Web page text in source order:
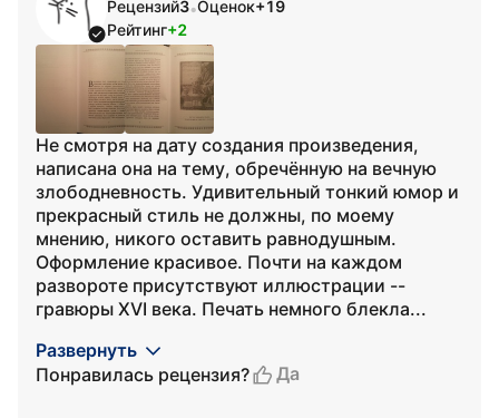
Рецензий3•Оценок+19
Рейтинг+2
Не смотря на дату создания произведения,
написана она на тему, обречённую на вечную
злободневность. Удивительный тонкий юмор и
прекрасный стиль не должны, по моему
мнению, никого оставить равнодушным.
Оформление красивое. Почти на каждом
развороте присутствуют иллюстрации --
гравюры XVI века. Печать немного блекла...
Развернуть
Понравилась рецензия?
Да